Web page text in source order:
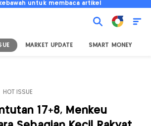
untuk membaca artikel
MARKET UPDATE SMART MONEY
HOT ISSUE
17+8, Menkeu